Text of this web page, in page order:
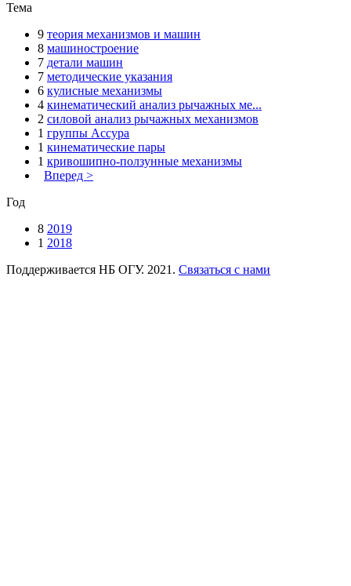
Тема
9 теория механизмов и машин
8 машиностроение
7 детали машин
7 методические указания
6 кулисные механизмы
4 кинематический анализ рычажных ме...
2 силовой анализ рычажных механизмов
1 группы Ассура
1 кинематические пары
1 кривошипно-ползунные механизмы
Вперед >
Год
8 2019
1 2018
Поддерживается НБ ОГУ. 2021. Связаться с нами